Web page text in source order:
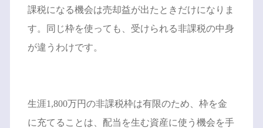
課税になる機会は売却益が出たときだけになりま
す。同じ枠を使っても、受けられる非課税の中身
が違うわけです。
生涯1,800万円の非課税枠は有限のため、枠を金
に充てることは、配当を生む資産に使う機会を手